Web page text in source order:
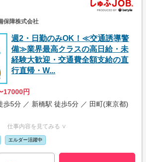
保障株式会社
週2・日勤のみOK！≪交通誘導警
備≫業界最高クラスの高日給・未
経験大歓迎・交通費全額支給の直
行直帰・W...
17000円
歩5分 ／ 新橋駅 徒歩5分 ／ 田町(東京都)
仕事内容を見てみる ∨
エルダー活躍中